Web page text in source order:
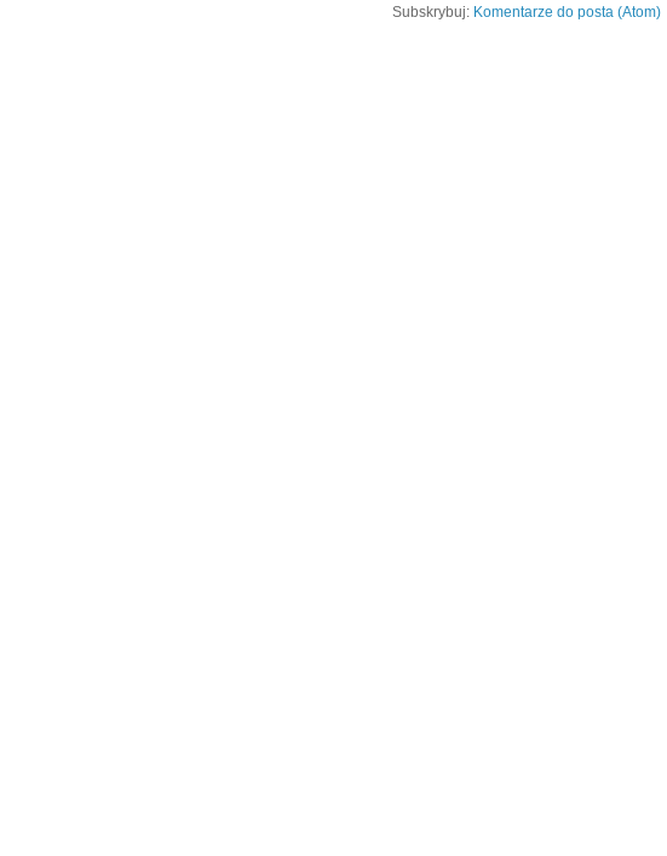
Subskrybuj: Komentarze do posta (Atom)